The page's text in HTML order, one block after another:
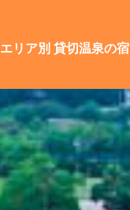
エリア別 貸切温泉の宿